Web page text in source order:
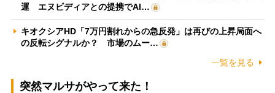
運 エヌビディアとの提携でAI…
キオクシアHD「7万円割れからの急反発」は再びの上昇局面へ
の反転シグナルか？ 市場のムー…
一覧を見る
突然マルサがやって来た！